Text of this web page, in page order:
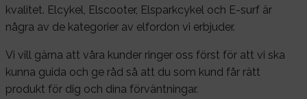
kvalitet. Elcykel, Elscooter, Elsparkcykel och E-surf är
några av de kategorier av elfordon vi erbjuder.
Vi vill gärna att våra kunder ringer oss först för att vi ska
kunna guida och ge råd så att du som kund får rätt
produkt för dig och dina förväntningar.